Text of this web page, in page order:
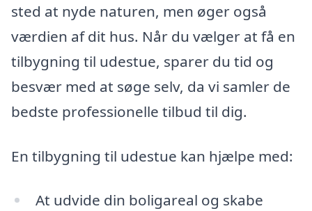
sted at nyde naturen, men øger også
værdien af dit hus. Når du vælger at få en
tilbygning til udestue, sparer du tid og
besvær med at søge selv, da vi samler de
bedste professionelle tilbud til dig.
En tilbygning til udestue kan hjælpe med:
At udvide din boligareal og skabe